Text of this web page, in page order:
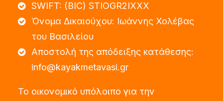
SWIFT: (BIC) STIOGR2IXXX
Όνομα Δικαιούχου: Ιωάννης Χολέβας
του Βασιλείου
Aποστολή της απόδειξης κατάθεσης:
info@kayakmetavasi.gr
Το οικονομικό υπόλοιπο για την